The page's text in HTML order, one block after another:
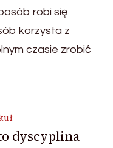
robi się
korzysta z
czasie zrobić
dyscyplina